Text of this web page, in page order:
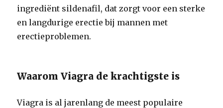
ingrediënt sildenafil, dat zorgt voor een sterke
en langdurige erectie bij mannen met
erectieproblemen.
Waarom Viagra de krachtigste is
Viagra is al jarenlang de meest populaire